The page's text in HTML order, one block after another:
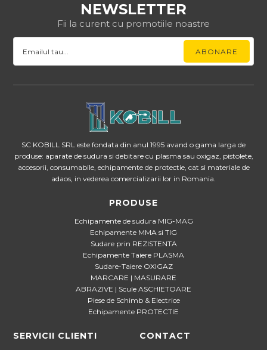
NEWSLETTER
Fii la curent cu promotiile noastre
SC KOBILL SRL este fondata din anul 1995 avand o gama larga de
produse: aparate de sudura si debitare cu plasma sau oxigaz, pistolete,
accesorii, consumabile, echipamente de protectie, cat si materiale de
adaos, in vederea comercializarii lor in Romania.
PRODUSE
Echipamente de sudura MIG-MAG
Echipamente MMA si TIG
Sudare prin REZISTENTA
Echipamente Taiere PLASMA
Sudare-Taiere OXIGAZ
MARCARE | MASURARE
ABRAZIVE | Scule ASCHIETOARE
Piese de Schimb & Electrice
Echipamente PROTECTIE
SERVICII CLIENTI CONTACT